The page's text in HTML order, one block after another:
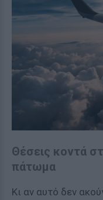
Θέσεις κοντά
πάτωμα
Κι αν αυτό δεν